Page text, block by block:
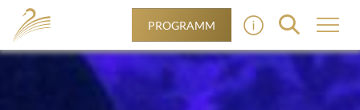
PROGRAMM